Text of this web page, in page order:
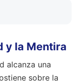
y la Mentira
alcanza una
sobre la